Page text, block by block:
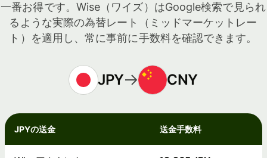
一番お得です。Wise（ワイズ）はGoogle検索で見られ
るような実際の為替レート（ミッドマーケットレー
ト）を適用し、常に事前に手数料を確認できます。
JPY CNY
JPYの送金 送金手数料